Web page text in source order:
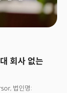
회사 없는
법인명: